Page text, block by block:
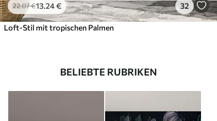
22.07€13 .24€ 32
Loft-Stil mit tropischen Palmen
BELIEBTE RUBRIKEN